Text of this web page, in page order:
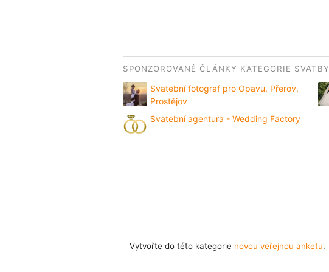
SPONZOROVANÉ ČLÁNKY KATEGORIE SVATBY
Svatební fotograf pro Opavu, Přerov,
Prostějov
Svatební agentura - Wedding Factory
Vytvořte do této kategorie novou veřejnou anketu.